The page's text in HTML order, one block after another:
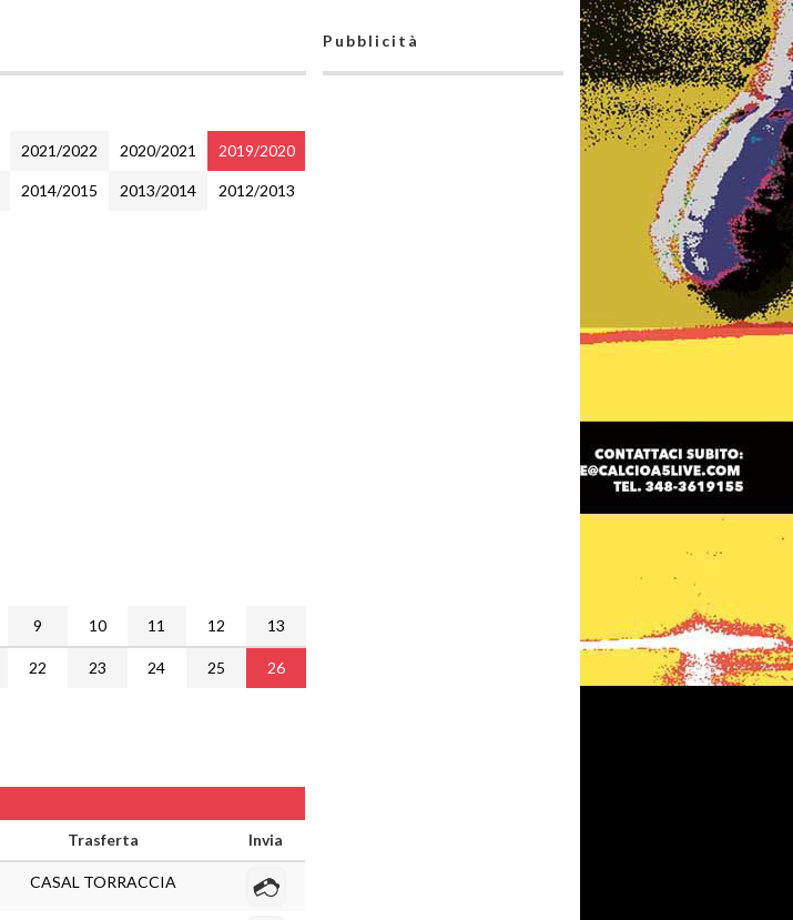
2021/2022 2020/2021 2019/2020
2014/2015 2013/2014 2012/2013
9 10 11 12 13
22 23 24 25
26
Trasferta Invia
CASAL TORRACCIA
Pubblicità